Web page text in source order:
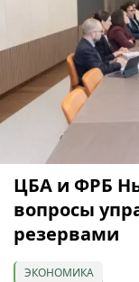
ЦБА и ФРБ
вопросы
резервами
ЭКОНОМИКА